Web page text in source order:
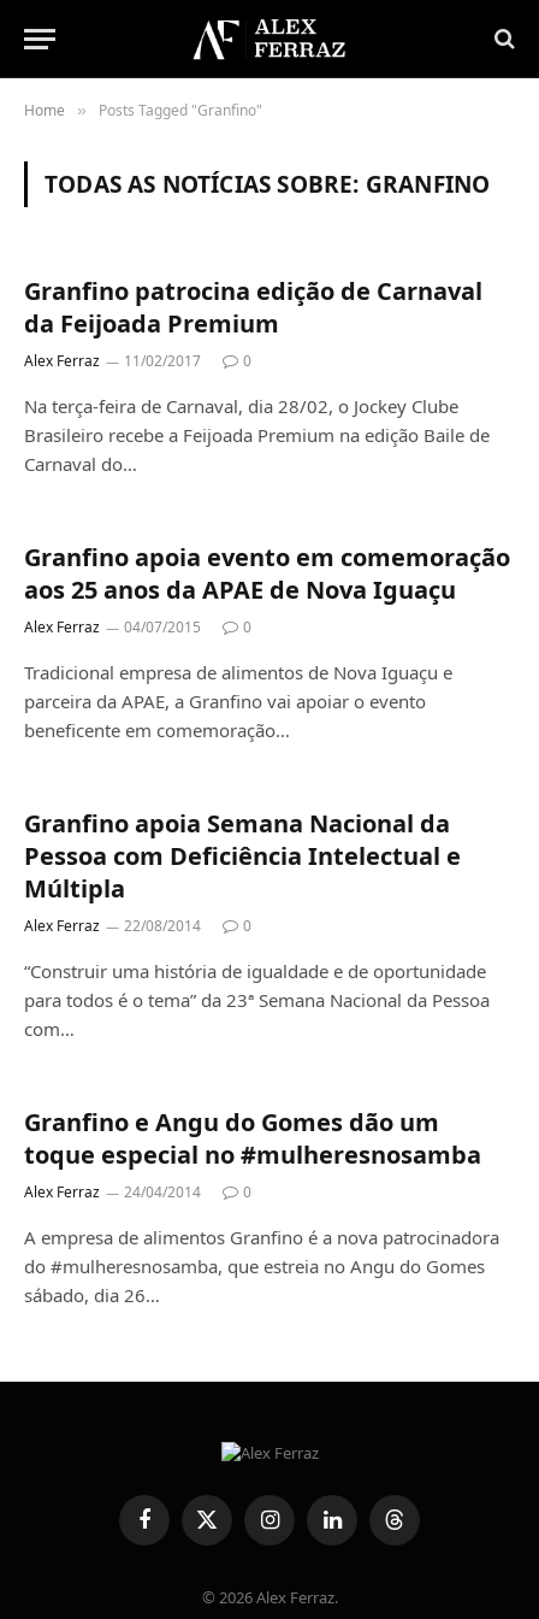
Home » Posts Tagged "Granfino"
TODAS AS NOTÍCIAS SOBRE: GRANFINO
Granfino patrocina edição de Carnaval
da Feijoada Premium
Alex Ferraz 11/02/2017 0
Na terça-feira de Carnaval, dia 28/02, o Jockey Clube
Brasileiro recebe a Feijoada Premium na edição Baile de
Carnaval do…
Granfino apoia evento em comemoração
aos 25 anos da APAE de Nova Iguaçu
Alex Ferraz 04/07/2015 0
Tradicional empresa de alimentos de Nova Iguaçu e
parceira da APAE, a Granfino vai apoiar o evento
beneficente em comemoração…
Granfino apoia Semana Nacional da
Pessoa com Deficiência Intelectual e
Múltipla
Alex Ferraz 22/08/2014 0
“Construir uma história de igualdade e de oportunidade
para todos é o tema” da 23ª Semana Nacional da Pessoa
com…
Granfino e Angu do Gomes dão um
toque especial no #mulheresnosamba
Alex Ferraz 24/04/2014 0
A empresa de alimentos Granfino é a nova patrocinadora
do #mulheresnosamba, que estreia no Angu do Gomes
sábado, dia 26…
FacebookX
(Twitter)
InstagramLinkedInThreads
© 2026 Alex Ferraz.